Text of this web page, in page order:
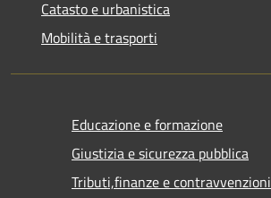
Catasto e urbanistica
Mobilità e trasporti
Educazione e formazione
Giustizia e sicurezza pubblica
Tributi,finanze e contravvenzioni